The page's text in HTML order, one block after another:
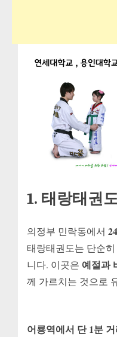
1. 태랑태권
의정부 민락동에서
태랑태권도는 단순
니다. 이곳은 예절과
께 가르치는 것으로
어룡역에서 단 1분